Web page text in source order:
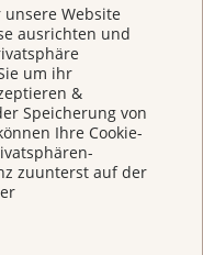
Website
ausrichten und
um ihr
&
Speicherung von
Ihre Cookie-
zuunterst auf der
Jugendliche